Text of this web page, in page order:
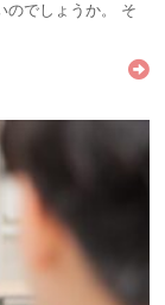
のでしょうか。 そ